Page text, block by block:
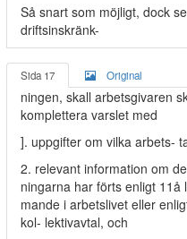
Så snart som möjligt, dock
driftsinskränk-
Sida 17 Original
ningen, skall arbetsgivaren
komplettera varslet med
]. uppgifter om vilka arbets-
2. relevant information om
ningarna har förts enligt
mande i arbetslivet eller
kol- lektivavtal, och